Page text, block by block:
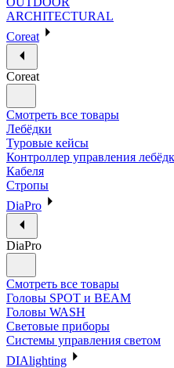
ARCHITECTURAL
Coreat
Coreat
Смотреть все товары
Лебёдки
Туровые кейсы
Контроллер управления
Кабеля
Стропы
DiaPro
DiaPro
Смотреть все товары
Головы SPOT и BEAM
Головы WASH
Световые приборы
Системы управления светом
DIAlighting